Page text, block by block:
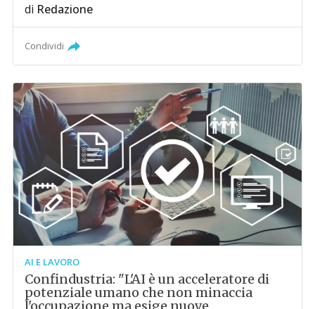
di Redazione
Condividi
AI E LAVORO
Confindustria: "L'AI è un acceleratore di
potenziale umano che non minaccia
l'occupazione ma esige nuove